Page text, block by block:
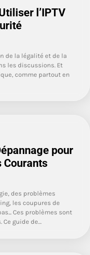
l’IPTV
de la légalité et de la
les discussions. Et
comme partout en
pour
Courants
des problèmes
les coupures de
Ces problèmes sont
guide de…